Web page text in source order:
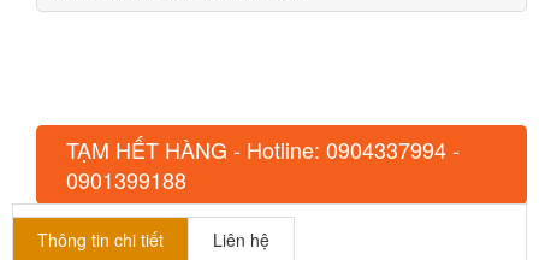
TẠM HẾT HÀNG - Hotline: 0904337994 -
0901399188
Thông tin chi tiết
Liên hệ